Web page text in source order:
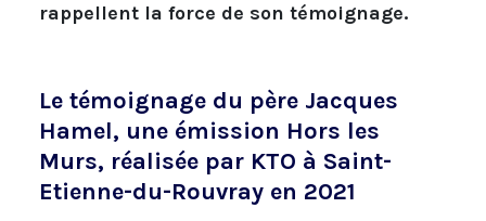
rappellent la force de son témoignage.
Le témoignage du père Jacques
Hamel, une émission Hors les
Murs, réalisée par KTO à Saint-
Etienne-du-Rouvray en 2021